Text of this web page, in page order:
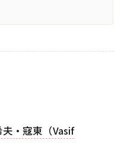
·寇東（Vasif